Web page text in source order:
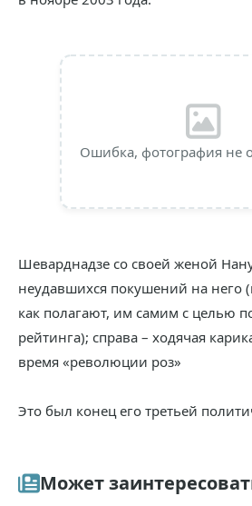
Ошибка, фотография не
Шеварднадзе со своей женой
неудавшихся покушений на него
как полагают, им самим с целью
рейтинга); справа – ходячая
время «революции роз»
Это был конец его третьей
Может